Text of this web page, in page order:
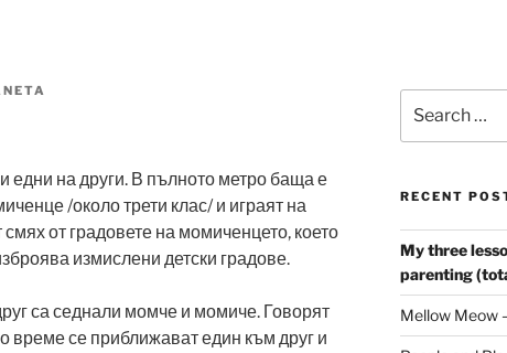
едни на други. В пълното метро баща е
/около трети клас/ и играят на
от градовете на момиченцето, което
измислени детски градове.
са седнали момче и момиче. Говорят
време се приближават един към друг и
for:
RECENT
My three
parenting
Mellow Meow